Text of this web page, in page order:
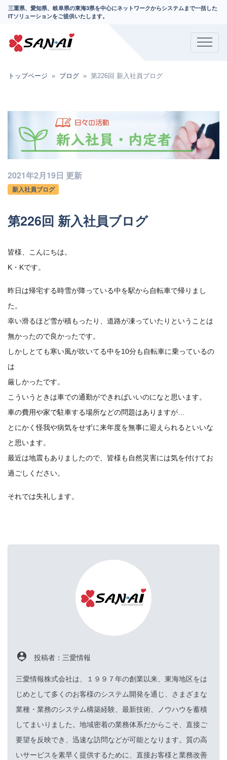
三重県、愛知県、岐阜県の東海3県を中心にネットワークからシステムまで一括した
ITソリューションをご提供いたします。
トップページ ブログ 第226回 新入社員ブログ
2021年2月19日 更新
新入社員ブログ
第226回 新入社員ブログ
皆様、こんにちは。
K・Kです。
昨日は帰宅する時雪が降っている中を駅から自転車で帰りまし
た。
幸い滑るほど雪が積もったり、道路が凍っていたりということは
無かったので良かったです。
しかしとても寒い風が吹いてる中を10分も自転車に乗っているの
は
厳しかったです。
こういうときは車での通勤ができればいいのになと思います。
車の費用や家で駐車する場所などの問題はありますが…
とにかく怪我や病気をせずに来年度を無事に迎えられるといいな
と思います。
最近は地震もありましたので、皆様も自然災害には気を付けてお
過ごしください。
それでは失礼します。
person_pin
投稿者：三愛情報
三愛情報株式会社は、１９９７年の創業以来、東海地区をは
じめとして多くのお客様のシステム開発を通じ、さまざまな
業種・業務のシステム構築経験、最新技術、ノウハウを蓄積
してまいりました。地域密着の業務体系だからこそ、直接ご
要望を反映でき、迅速な訪問などが可能となります。質の高
いサービスを素早く提供するために、直接お客様と業務改善